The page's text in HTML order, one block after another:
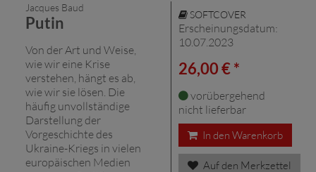
Jacques Baud
Putin
Von der Art und Weise,
wie wir eine Krise
verstehen, hängt es ab,
wie wir sie lösen. Die
häufig unvollständige
Darstellung der
Vorgeschichte des
Ukraine-Kriegs in vielen
europäischen Medien
SOFTCOVER
Erscheinungsdatum:
10.07.2023
26,00 € *
vorübergehend
nicht lieferbar
In den Warenkorb
Auf den Merkzettel